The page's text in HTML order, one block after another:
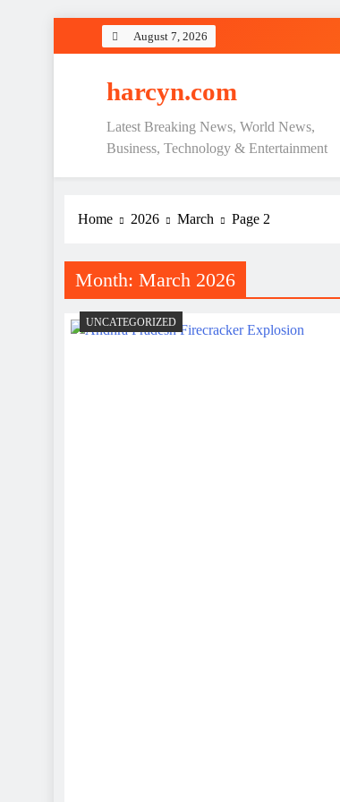
August 7, 2026
harcyn.com
Latest Breaking News, World News,
Business, Technology & Entertainment
Home 2026 March Page 2
Month: March 2026
UNCATEGORIZED